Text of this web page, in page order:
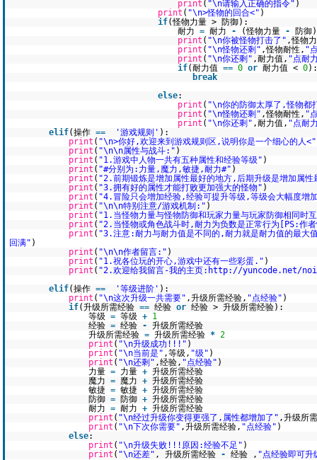
print ( "\n请输入正确的指令" )
print ( "\n>怪物的回合<" )
if(怪物力量 > 防御):
耐力 = 耐力 - (怪物力量 -
防御)
print ( "\n你被怪物打击了" ,怪物
print ( "\n怪物还剩" ,怪物耐性, "
print ( "\n你还剩" ,耐力值, "点耐
if(耐力值 == 0 or 耐力值 < 0):
break
else:
print ( "\n你的防御太厚了,怪物都
print ( "\n怪物还剩" ,怪物耐性, "
print ( "\n你还剩" ,耐力值, "点耐
elif(操作 == '游戏规则' ):
print ( "\n>你好,欢迎来到游戏规则区,说明你是一个细心的人<"
print ( "\n\n属性与战斗:" )
print ( "1.游戏中人物一共有五种属性和经验等级" )
print ( "#分别为:力量,魔力,敏捷,耐力#" )
print ( "2.前期锻炼是增加属性最好的地方,后期升级是增加属性
print ( "3.拥有好的属性才能打败更加强大的怪物" )
print ( "4.冒险只会增加经验,经验可提升等级,等级会大幅度增
print ( "\n\n特别注意/游戏机制:" )
print ( "1.当怪物力量与怪物防御和玩家力量与玩家防御相同时
print ( "2.当怪物或角色战斗时,耐力为负数是正常行为[PS:作
print ( "3.注意:耐力与耐力值是不同的,耐力就是耐力值的最大
回满" )
print ( "\n\n作者留言:" )
print ( "1.祝各位玩的开心,游戏中还有一些彩蛋." )
print ( "2.欢迎给我留言-我的主页:http://yuncode.net/
elif(操作 == '等级进阶' ):
print ( "\n这次升级一共需要" ,升级所需经验, "点经验" )
if(升级所需经验 == 经验 or 经验 > 升级所需经验):
等级 = 等级 + 1
经验 = 经验 - 升级所需经验
升级所需经验 = 升级所需经验 * 2
print ( "\n升级成功!!!" )
print ( "\n当前是" ,等级, "级" )
print ( "\n还剩" ,经验, "点经验" )
力量 = 力量 + 升级所需经验
魔力 = 魔力 + 升级所需经验
敏捷 = 敏捷 + 升级所需经验
防御 = 防御 + 升级所需经验
耐力 = 耐力 + 升级所需经验
print ( "\n经过升级你变得更强了,属性都增加了" ,升级所
print ( "\n下次你需要" ,升级所需经验, "点经验" )
else:
print ( "\n升级失败!!!原因:经验不足" )
print ( "\n还差" , 升级所需经验 - 经验 , "点经验即可升